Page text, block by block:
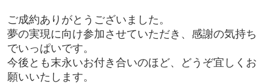
ご成約ありがとうございました。
夢の実現に向け参加させていただき、感謝の気持ち
でいっぱいです。
今後とも末永いお付き合いのほど、どうぞ宜しくお
願いいたします。